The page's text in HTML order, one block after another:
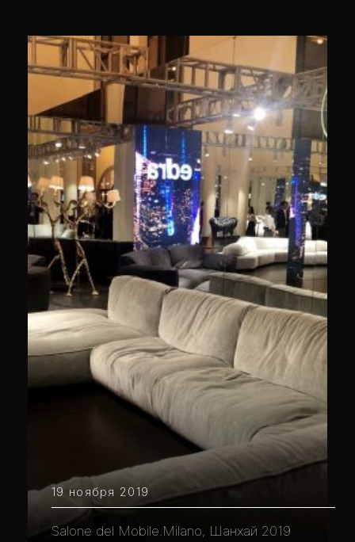
19 ноября 2019
Salone del Mobile.Milano, Шанхай 2019